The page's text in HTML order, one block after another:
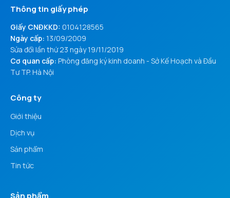
Thông tin giấy phép
Giấy CNĐKKD: 0104128565
Ngày cấp: 13/09/2009
Sửa đổi lần thứ 23 ngày 19/11/2019
Cơ quan cấp: Phòng đăng ký kinh doanh - Sở Kế Hoạch và Đầu
Tư TP. Hà Nội
Công ty
Giới thiệu
Dịch vụ
Sản phẩm
Tin tức